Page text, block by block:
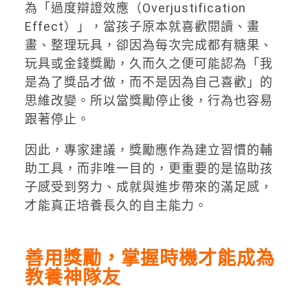
為「過度辯證效應（Overjustification
Effect）」，當孩子原本就喜歡閱讀、畫
畫、整理玩具，卻因為每次完成都有糖果、
玩具或金錢獎勵，久而久之便可能認為「我
是為了獎品才做，而不是因為自己喜歡」的
思維改變。所以當獎勵停止後，行為也容易
跟著停止。
因此，專家建議，獎勵應作為建立習慣的輔
助工具，而非唯一目的，更重要的是協助孩
子感受到努力、成就與進步帶來的滿足感，
才能真正培養長久的自主能力。
善用獎勵，掌握時機才能成為
教養神隊友